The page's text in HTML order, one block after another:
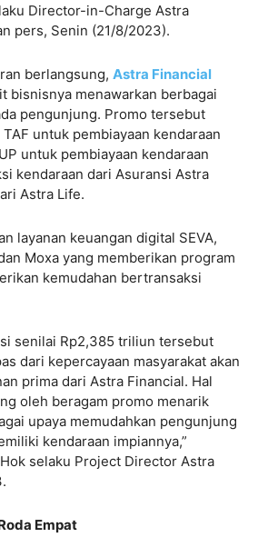
Director-in-Charge Astra
pers, Senin (21/8/2023).
berlangsung, Astra Financial
bisnisnya menawarkan berbagai
pengunjung. Promo tersebut
untuk pembiayaan kendaraan
untuk pembiayaan kendaraan
kendaraan dari Asuransi Astra
Astra Life.
layanan keuangan digital SEVA,
Moxa yang memberikan program
kemudahan bertransaksi
senilai Rp2,385 triliun tersebut
dari kepercayaan masyarakat akan
prima dari Astra Financial. Hal
oleh beragam promo menarik
upaya memudahkan pengunjung
kendaraan impiannya,”
selaku Project Director Astra
Empat